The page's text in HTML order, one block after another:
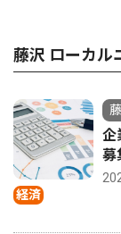
藤沢 ローカル
経済
企
募